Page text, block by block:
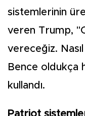
sistemlerinin
veren Trump,
vereceğiz.
Bence oldukça
kullandı.